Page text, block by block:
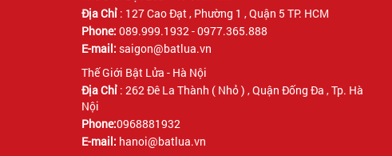
Địa Chỉ : 127 Cao Đạt , Phường 1 , Quận 5 TP. HCM
Phone: 089.999.1932 - 0977.365.888
E-mail: saigon@batlua.vn
Thế Giới Bật Lửa - Hà Nội
Địa Chỉ : 262 Đê La Thành ( Nhỏ ) , Quận Đống Đa , Tp. Hà
Nội
Phone:0968881932
E-mail: hanoi@batlua.vn